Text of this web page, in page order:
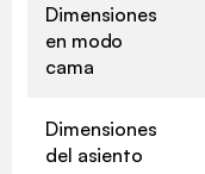
Dimensiones
en modo
cama
Dimensiones
del asiento